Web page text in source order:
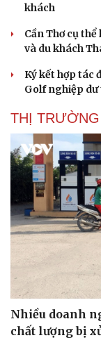
Cải chính
khách
Cần Thơ cụ
và du khách
Ký kết hợp tác
Golf nghiệp dư
THỊ TRƯỜNG
Nhiều doanh
chất lượng bị